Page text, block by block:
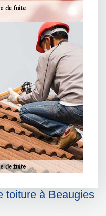
toiture à Beaugies